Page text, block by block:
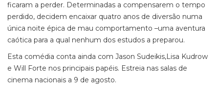
ficaram a perder. Determinadas a compensarem o tempo
perdido, decidem encaixar quatro anos de diversão numa
única noite épica de mau comportamento –uma aventura
caótica para a qual nenhum dos estudos a preparou.
Esta comédia conta ainda com Jason Sudeikis,Lisa Kudrow
e Will Forte nos principais papéis. Estreia nas salas de
cinema nacionais a 9 de agosto.